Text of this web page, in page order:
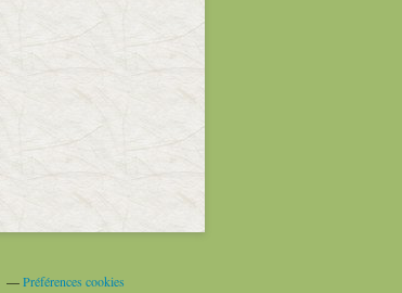
Préférences cookies